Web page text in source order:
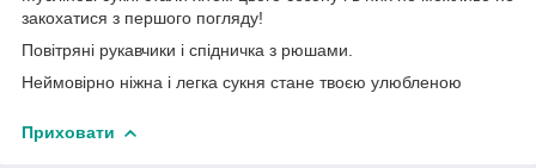
закохатися з першого погляду!
Повітряні рукавчики і спідничка з рюшами.
Неймовірно ніжна і легка сукня стане твоєю улюбленою
Приховати